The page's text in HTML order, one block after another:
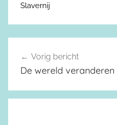
Slavernij
Berichtnavigatie
Vorig bericht
De wereld